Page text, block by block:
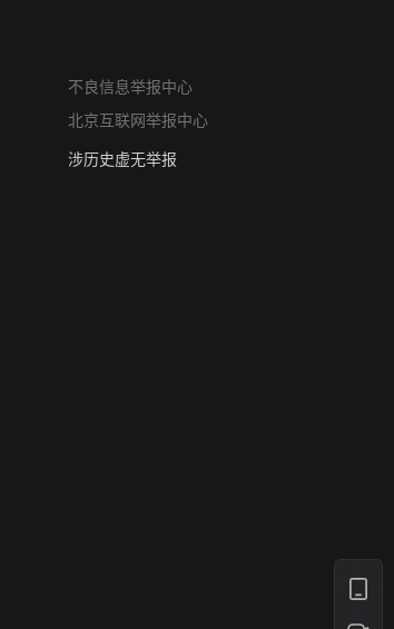
不良信息举报中心
北京互联网举报中心
亚运会举报专区
涉历史虚无举报